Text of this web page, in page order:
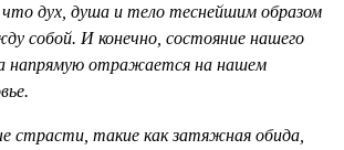
что дух, душа и тело теснейшим образом
собой. И конечно, состояние нашего
напрямую отражается на нашем
страсти, такие как затяжная обида,